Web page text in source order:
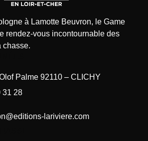
à Lamotte Beuvron, le Game
rendez-vous incontournable des
chasse.
Palme 92110 – CLICHY
31 28
lariviere.com